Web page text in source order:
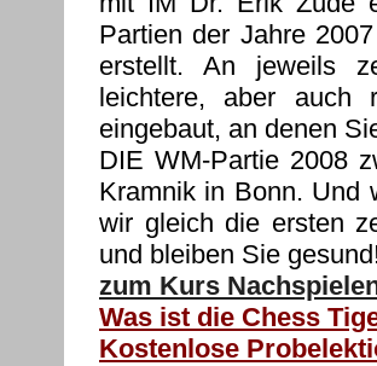
Partien der Jahre
erstellt. An jeweils
leichtere, aber auch
eingebaut, an denen
DIE WM-Partie 2008
Kramnik in Bonn. Und
wir gleich die ersten
und bleiben Sie
zum Kurs
Was ist die Chess
Kostenlose